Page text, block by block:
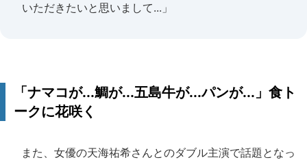
いただきたいと思いまして...」
「ナマコが...鯛が...五島牛が...パンが...」食ト
ークに花咲く
また、女優の天海祐希さんとのダブル主演で話題となっ